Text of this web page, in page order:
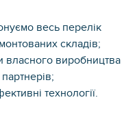
весь перелік
складів;
власного виробництва
технології.